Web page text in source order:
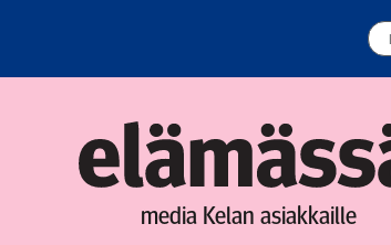
media Kelan asiakkaille